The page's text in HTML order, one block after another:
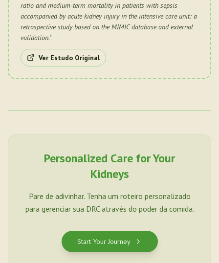
ratio and medium-term mortality in patients with sepsis
accompanied by acute kidney injury in the intensive care unit: a
retrospective study based on the MIMIC database and external
validation."
Ver Estudo Original
Personalized Care for Your
Kidneys
Pare de adivinhar. Tenha um roteiro personalizado
para gerenciar sua DRC através do poder da comida.
Start Your Journey